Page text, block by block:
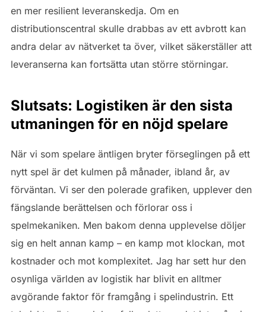
en mer resilient leveranskedja. Om en
distributionscentral skulle drabbas av ett avbrott kan
andra delar av nätverket ta över, vilket säkerställer att
leveranserna kan fortsätta utan större störningar.
Slutsats: Logistiken är den sista
utmaningen för en nöjd spelare
När vi som spelare äntligen bryter förseglingen på ett
nytt spel är det kulmen på månader, ibland år, av
förväntan. Vi ser den polerade grafiken, upplever den
fängslande berättelsen och förlorar oss i
spelmekaniken. Men bakom denna upplevelse döljer
sig en helt annan kamp – en kamp mot klockan, mot
kostnader och mot komplexitet. Jag har sett hur den
osynliga världen av logistik har blivit en alltmer
avgörande faktor för framgång i spelindustrin. Ett